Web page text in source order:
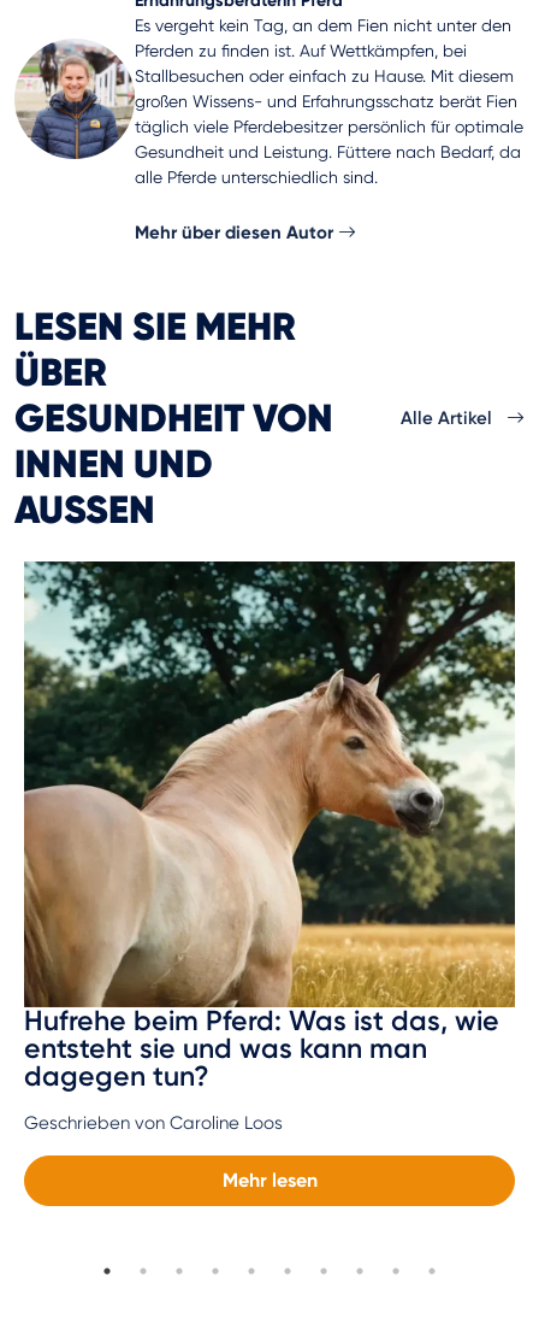
Es vergeht kein Tag, an dem Fien nicht unter den
Pferden zu finden ist. Auf Wettkämpfen, bei
Stallbesuchen oder einfach zu Hause. Mit diesem
großen Wissens- und Erfahrungsschatz berät Fien
täglich viele Pferdebesitzer persönlich für optimale
Gesundheit und Leistung. Füttere nach Bedarf, da
alle Pferde unterschiedlich sind.
Mehr über diesen Autor
LESEN SIE MEHR
ÜBER
GESUNDHEIT VON
INNEN UND
AUSSEN
Alle Artikel
Hufrehe beim Pferd: Was ist das, wie
entsteht sie und was kann man
dagegen tun?
Geschrieben von Caroline Loos
Mehr lesen